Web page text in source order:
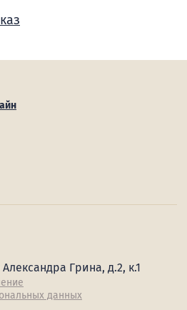
Грина, д.2, к.1
данных